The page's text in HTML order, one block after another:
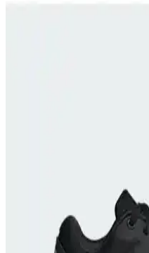
sunuyor; kullanıcı yorumları da
Puma Anzarun Lite ve
Modellerinin